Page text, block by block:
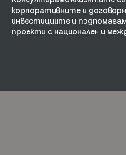
корпоративните и
инвестициите и
проекти с национален и